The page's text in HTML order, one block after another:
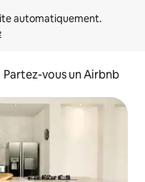
Partez-vous un Airbnb